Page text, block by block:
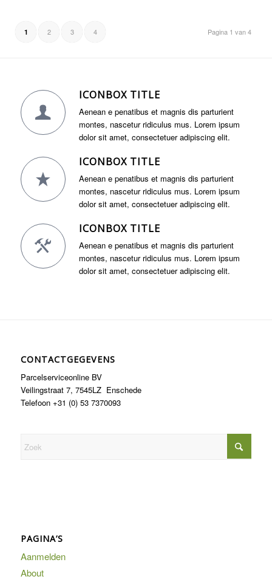
Pagina 1 van 4
1 2 3 4
ICONBOX TITLE
Aenean e penatibus et magnis dis parturient
montes, nascetur ridiculus mus. Lorem ipsum
dolor sit amet, consectetuer adipiscing elit.
ICONBOX TITLE
Aenean e penatibus et magnis dis parturient
montes, nascetur ridiculus mus. Lorem ipsum
dolor sit amet, consectetuer adipiscing elit.
ICONBOX TITLE
Aenean e penatibus et magnis dis parturient
montes, nascetur ridiculus mus. Lorem ipsum
dolor sit amet, consectetuer adipiscing elit.
CONTACTGEGEVENS
Parcelserviceonline BV
Veilingstraat 7, 7545LZ Enschede
Telefoon +31 (0) 53 7370093
PAGINA’S
Aanmelden
About